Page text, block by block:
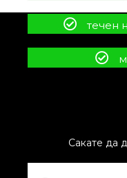
течен
Сакате да